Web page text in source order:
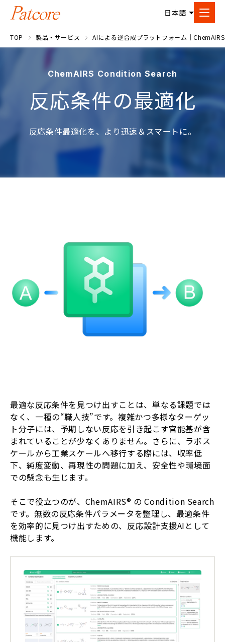
TOP 製品・サービス AIによる逆合成プラットフォーム｜
ChemAIRS Condition Search
反応条件の最適化
反応条件最適化を、より迅速＆スマートに。
最適な反応条件を見つけ出すことは、単なる課題では
なく、一種の“職人技”です。複雑かつ多様なターゲッ
ト分子には、予期しない反応を引き起こす官能基が含
まれていることが少なくありません。さらに、ラボス
ケールから工業スケールへ移行する際には、収率低
下、純度変動、再現性の問題に加え、安全性や環境面
での懸念も生じます。
そこで役立つのが、ChemAIRS® の Condition Search
です。無数の反応条件パラメータを整理し、最適条件
を効率的に見つけ出すための、反応設計支援AIとして
機能します。